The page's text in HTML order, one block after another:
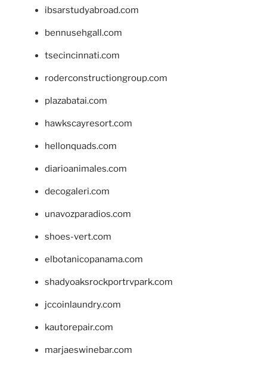
ibsarstudyabroad.com
bennusehgall.com
tsecincinnati.com
roderconstructiongroup.com
plazabatai.com
hawkscayresort.com
hellonquads.com
diarioanimales.com
decogaleri.com
unavozparadios.com
shoes-vert.com
elbotanicopanama.com
shadyoaksrockportrvpark.com
jccoinlaundry.com
kautorepair.com
marjaeswinebar.com